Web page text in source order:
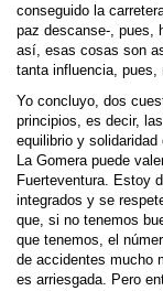
conseguido la
paz descanse-, pues,
así, esas cosas son
tanta influencia, pues,
Yo concluyo, dos
principios, es decir,
equilibrio y
La Gomera puede
Fuerteventura. Estoy
integrados y se
que, si no tenemos
que tenemos, el
de accidentes mucho
es arriesgada. Pero